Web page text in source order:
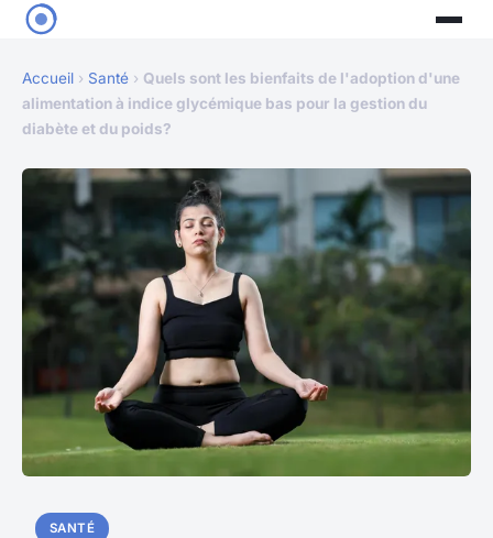
Accueil › Santé › Quels sont les bienfaits de l'adoption d'une
alimentation à indice glycémique bas pour la gestion du
diabète et du poids?
SANTÉ